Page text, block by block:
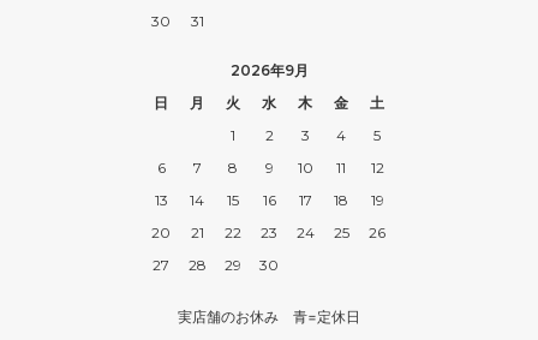
30
31
2026年9月
日
月 火 水 木 金
土
1
2 3 4
5
6
7 8 9 10 11
12
13
14 15 16 17 18
19
20
21 22 23 24 25
26
27
28 29 30
実店舗のお休み 青=定休日